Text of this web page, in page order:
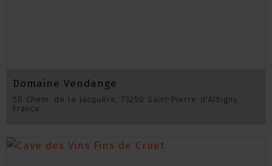
Domaine Vendange
50 Chem. de la Jacquère, 73250 Saint-Pierre-d'Albigny,
France